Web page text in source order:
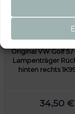
Original VW Golf 5 /
Lampenträger
hinten rechts
34,50 €